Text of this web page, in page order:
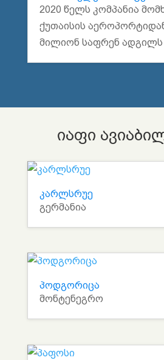
2020 წელს კომპანია
ქუთაისის
მილიონ საფრენ ადგილს
იაფი
კარლსრუე
გერმანია
პოდგორიცა
მონტენეგრო